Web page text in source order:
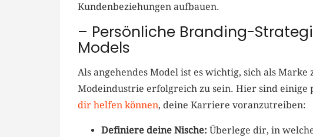
Kundenbeziehungen aufbauen.
– ‍Persönliche Branding-
⁣Models
Als angehendes Model‍ ist es ⁣wichtig, sich‍ als
Modeindustrie​ erfolgreich zu sein. Hier sind einige
dir helfen können, ‌deine ⁢Karriere‍ voranzutreiben:
Definiere deine Nische: Überlege dir,⁤ in